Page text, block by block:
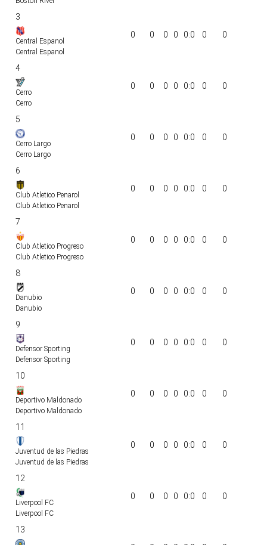
3
Central Espanol
Central Espanol
0 0 0 0 0:0 0 0
4
Cerro
Cerro
0 0 0 0 0:0 0 0
5
Cerro Largo
Cerro Largo
0 0 0 0 0:0 0 0
6
Club Atletico Penarol
Club Atletico Penarol
0 0 0 0 0:0 0 0
7
Club Atletico Progreso
Club Atletico Progreso
0 0 0 0 0:0 0 0
8
Danubio
Danubio
0 0 0 0 0:0 0 0
9
Defensor Sporting
Defensor Sporting
0 0 0 0 0:0 0 0
10
Deportivo Maldonado
Deportivo Maldonado
0 0 0 0 0:0 0 0
11
Juventud de las Piedras
Juventud de las Piedras
0 0 0 0 0:0 0 0
12
Liverpool FC
Liverpool FC
0 0 0 0 0:0 0 0
13